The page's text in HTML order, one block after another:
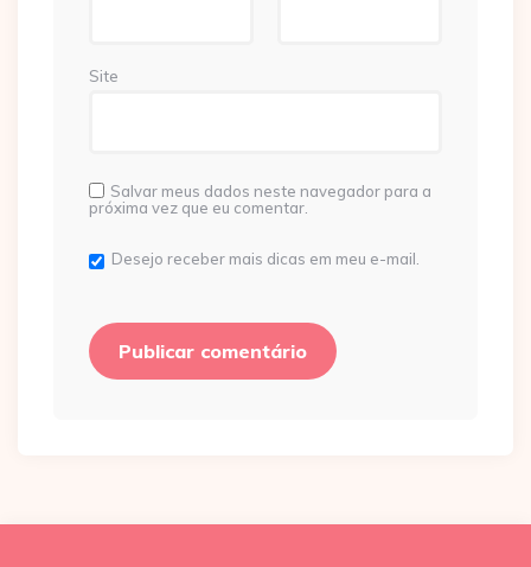
Site
Salvar meus dados neste navegador para a
próxima vez que eu comentar.
Desejo receber mais dicas em meu e-mail.